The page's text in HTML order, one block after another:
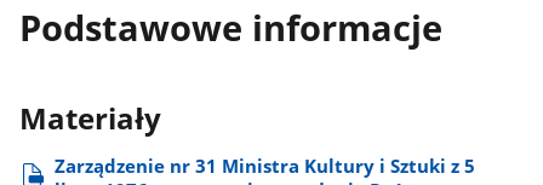
Podstawowe informacje
Materiały
Zarządzenie nr 31 Ministra Kultury i Sztuki z 5